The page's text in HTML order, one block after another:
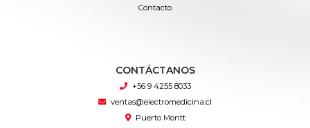
Contacto
CONTÁCTANOS
+56 9 4255 8033
ventas@electromedicina.cl
Puerto Montt